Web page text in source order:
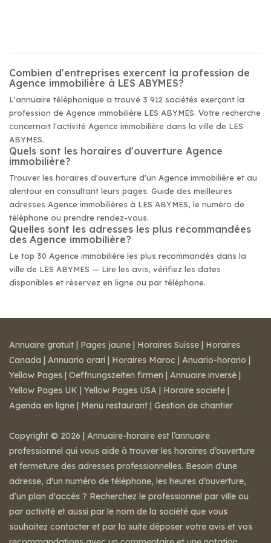
Combien d'entreprises exercent la profession de
Agence immobilière à LES ABYMES?
L'annuaire téléphonique a trouvé 3 912 sociétés exerçant la
profession de Agence immobilière LES ABYMES. Votre recherche
concernait l'activité Agence immobilière dans la ville de LES
ABYMES.
Quels sont les horaires d'ouverture Agence
immobilière?
Trouver les horaires d'ouverture d'un Agence immobilière et au
alentour en consultant leurs pages. Guide des meilleures
adresses Agence immobilières à LES ABYMES, le numéro de
téléphone ou prendre rendez-vous.
Quelles sont les adresses les plus recommandées
des Agence immobilière?
Le top 30 Agence immobilière les plus recommandés dans la
ville de LES ABYMES — Lire les avis, vérifiez les dates
disponibles et réservez en ligne ou par téléphone.
Annuaire gratuit | Pages jaune | Horaires Suisse | Horaires
Canada | Annuario orari | Horaires Maroc | Anuario-horario |
Yellow Pages | Oeffnungszeiten firmen | Annuaire inversé |
Yellow Pages UK | Yellow Pages USA | Horaire societe |
Agenda en ligne | Menu restaurant | Gestion de chantier
Copyright © 2026 | Annuaire-horaire est l’annuaire
professionnel qui vous aide à trouver les horaires d’ouverture
et fermeture des adresses professionnelles. Besoin d'une
adresse, d'un numéro de téléphone, les heures d’ouverture,
d’un plan d'accès ? Recherchez le professionnel par ville ou
par activité et aussi par le nom de la société que vous
souhaitez contacter et par la suite déposer votre avis et vos